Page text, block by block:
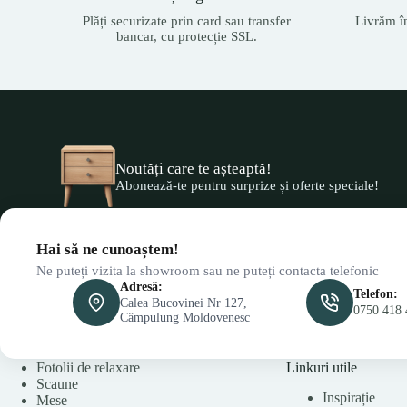
Plăți securizate prin card sau transfer
bancar, cu protecție SSL.
Livrăm
Noutăți care te așteaptă!
Abonează-te pentru surprize și oferte speciale!
Hai să ne cunoaștem!
Ne puteți vizita la showroom sau ne puteți contacta telefonic
Adresă:
Calea Bucovinei Nr 127,
Câmpulung Moldovenesc
Telefon:
0750 418
Fotolii de relaxare
Scaune
Mese
Linkuri utile
Inspirație